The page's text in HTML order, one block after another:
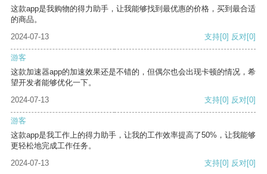
这款app是我购物的得力助手，让我能够找到最优惠的价格，买到最合适
的商品。
2024-07-13
支持[0] 反对[0]
游客
这款加速器app的加速效果还是不错的，但偶尔也会出现卡顿的情况，希
望开发者能够优化一下。
2024-07-13
支持[0] 反对[0]
游客
这款app是我工作上的得力助手，让我的工作效率提高了50%，让我能够
更轻松地完成工作任务。
2024-07-13
支持[0] 反对[0]